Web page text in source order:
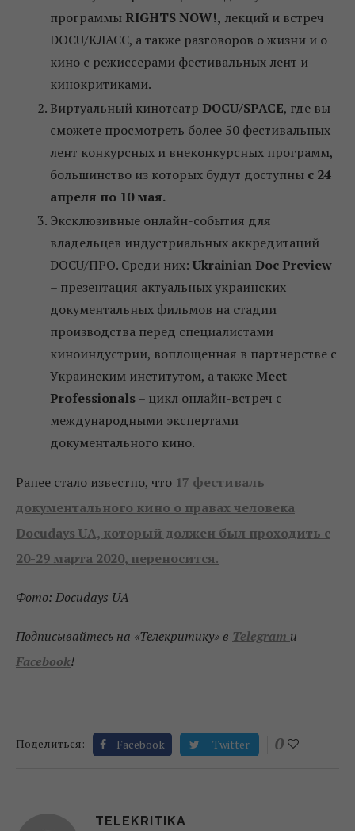
программы RIGHTS NOW!, лекций и встреч
DOCU/КЛАСС, а также разговоров о жизни и о
кино с режиссерами фестивальных лент и
кинокритиками.
Виртуальный кинотеатр DOCU/SPACE, где вы
сможете просмотреть более 50 фестивальных
лент конкурсных и внеконкурсных программ,
большинство из которых будут доступны с 24
апреля по 10 мая.
Эксклюзивные онлайн-события для
владельцев индустриальных аккредитаций
DOCU/ПРО. Cреди них: Ukrainian Doc Preview
– презентация актуальных украинских
документальных фильмов на стадии
производства перед специалистами
киноиндустрии, воплощенная в партнерстве с
Украинским институтом, а такжеMeet
Professionals– цикл онлайн-встреч с
международными экспертами
документального кино.
Ранее стало известно, что 17 фестиваль
документального кино о правах человека
Docudays UA, который должен был проходить с
20-29 марта 2020, переносится.
Фото: Docudays UA
Подписывайтесь на «Телекритику» в Telegram и
Facebook!
Поделиться: Facebook Twitter 0
TELEKRITIKA